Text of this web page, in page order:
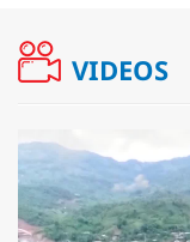
VIDEOS